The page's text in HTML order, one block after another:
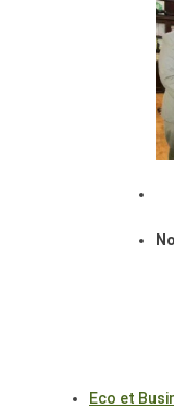
Eco et